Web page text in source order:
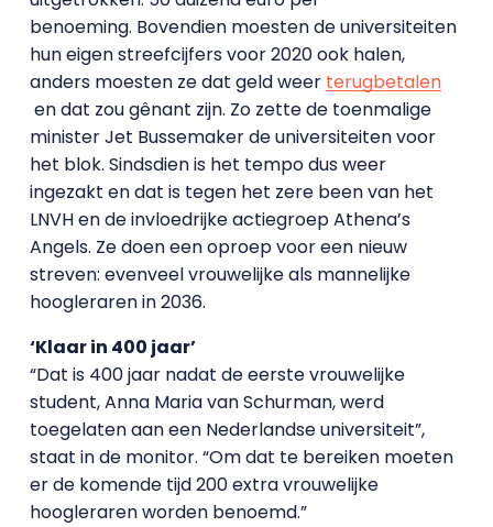
benoeming. Bovendien moesten de universiteiten
hun eigen streefcijfers voor 2020 ook halen,
anders moesten ze dat geld weer terugbetalen
en dat zou gênant zijn. Zo zette de toenmalige
minister Jet Bussemaker de universiteiten voor
het blok. Sindsdien is het tempo dus weer
ingezakt en dat is tegen het zere been van het
LNVH en de invloedrijke actiegroep Athena’s
Angels. Ze doen een oproep voor een nieuw
streven: evenveel vrouwelijke als mannelijke
hoogleraren in 2036.
‘Klaar in 400 jaar’
“Dat is 400 jaar nadat de eerste vrouwelijke
student, Anna Maria van Schurman, werd
toegelaten aan een Nederlandse universiteit”,
staat in de monitor. “Om dat te bereiken moeten
er de komende tijd 200 extra vrouwelijke
hoogleraren worden benoemd.”